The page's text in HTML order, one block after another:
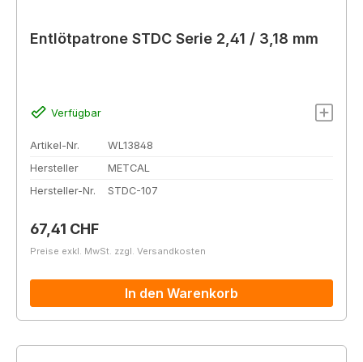
Entlötpatrone STDC Serie 2,41 / 3,18 mm
Verfügbar
Artikel-Nr.
WL13848
Hersteller
METCAL
Hersteller-Nr.
STDC-107
Regulärer Preis:
67,41 CHF
Preise exkl. MwSt. zzgl. Versandkosten
In den Warenkorb